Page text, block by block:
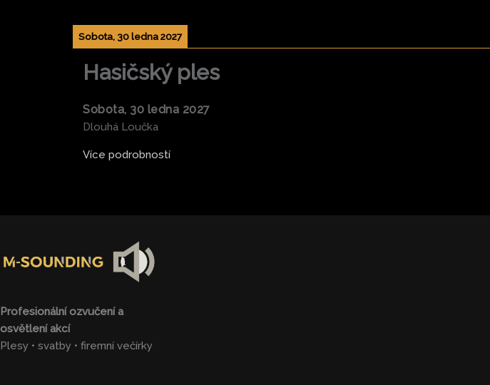
Sobota, 30 ledna 2027
Hasičský ples
Sobota, 30 ledna 2027
Dlouhá Loučka
Více podrobností
Profesionální ozvučení a
osvětlení akcí
Plesy • svatby • firemní večírky